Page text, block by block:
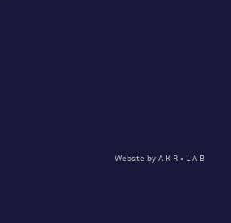
Website by A K R • L A B